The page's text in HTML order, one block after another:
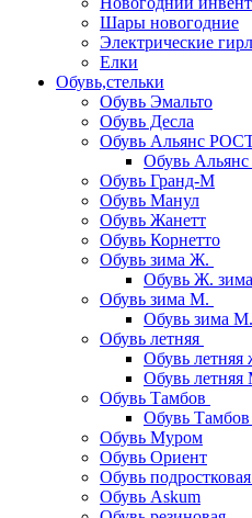
Шары новогодние
Электрические
Елки
Обувь,стельки
Обувь Эмальто
Обувь Десла
Обувь Альянс
Обувь Альянс
Обувь Гранд-М
Обувь Манул
Обувь Жанетт
Обувь Корнетто
Обувь зима Ж.
Обувь Ж. зима
Обувь зима М.
Обувь зима М.
Обувь летняя
Обувь летняя
Обувь летняя
Обувь Тамбов
Обувь
Обувь Муром
Обувь Ориент
Обувь
Обувь Askum